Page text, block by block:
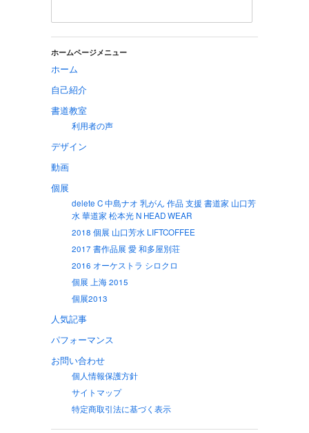
ホームページメニュー
ホーム
自己紹介
書道教室
利用者の声
デザイン
動画
個展
delete C 中島ナオ 乳がん 作品 支援 書道家 山口芳
水 華道家 松本光 N HEAD WEAR
2018 個展 山口芳水 LIFTCOFFEE
2017 書作品展 愛 和多屋別荘
2016 オーケストラ シロクロ
個展 上海 2015
個展2013
人気記事
パフォーマンス
お問い合わせ
個人情報保護方針
サイトマップ
特定商取引法に基づく表示